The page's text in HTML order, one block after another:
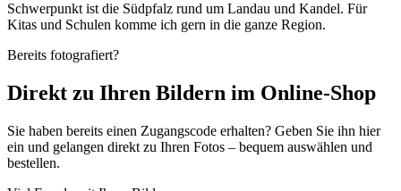
Schwerpunkt ist die Südpfalz rund um Landau und Kandel. Für
Kitas und Schulen komme ich gern in die ganze Region.
Bereits fotografiert?
Direkt zu Ihren Bildern im Online-Shop
Sie haben bereits einen Zugangscode erhalten? Geben Sie ihn hier
ein und gelangen direkt zu Ihren Fotos – bequem auswählen und
bestellen.